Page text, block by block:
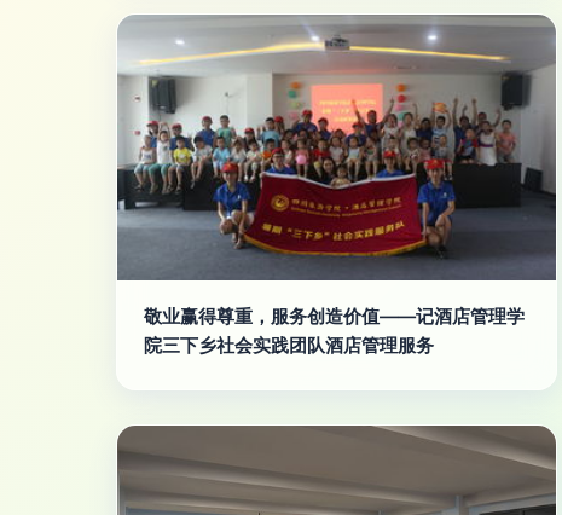
敬业赢得尊重，服务创造价值——记酒店管理学
院三下乡社会实践团队酒店管理服务